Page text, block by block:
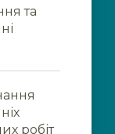
та
робіт